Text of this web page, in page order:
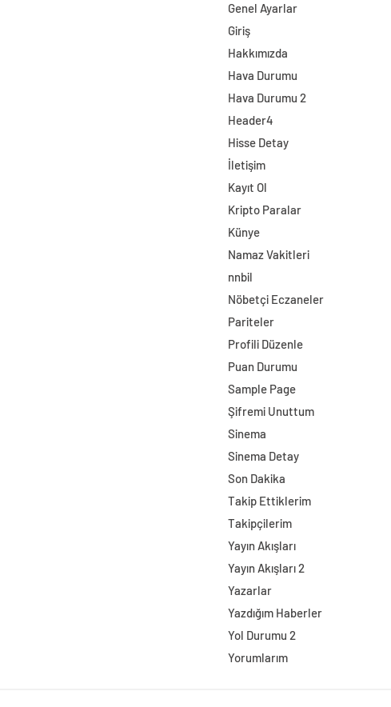
Genel Ayarlar
Giriş
Hakkımızda
Hava Durumu
Hava Durumu 2
Header4
Hisse Detay
İletişim
Kayıt Ol
Kripto Paralar
Künye
Namaz Vakitleri
nnbil
Nöbetçi Eczaneler
Pariteler
Profili Düzenle
Puan Durumu
Sample Page
Şifremi Unuttum
Sinema
Sinema Detay
Son Dakika
Takip Ettiklerim
Takipçilerim
Yayın Akışları
Yayın Akışları 2
Yazarlar
Yazdığım Haberler
Yol Durumu 2
Yorumlarım